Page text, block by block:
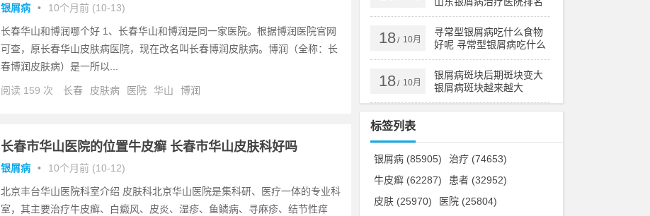
银屑病 • 10个月前 (10-13)
长春华山和博润哪个好 1、长春华山和博润是同一家医院。根据博润医院官网
可查，原长春华山皮肤病医院，现在改名叫长春博润皮肤病。博润（全称：长
春博润皮肤病）是一所以...
阅读 159 次 长春 皮肤病 医院 华山 博润
长春市华山医院的位置牛皮癣 长春市华山皮肤科好吗
银屑病 • 10个月前 (10-12)
北京丰台华山医院科室介绍 皮肤科北京华山医院是集科研、医疗一体的专业科
室，其主要治疗牛皮癣、白癜风、皮炎、湿疹、鱼鳞病、寻麻疹、结节性痒
榜
18/ 10月
寻常型银屑病吃什么食物
好呢 寻常型银屑病吃什么
药效果好
18/ 10月
银屑病斑块后期斑块变大
银屑病斑块越来越大
标签列表
银屑病 (85905) 治疗 (74653)
牛皮癣 (62287) 患者 (32952)
皮肤 (25970) 医院 (25804)